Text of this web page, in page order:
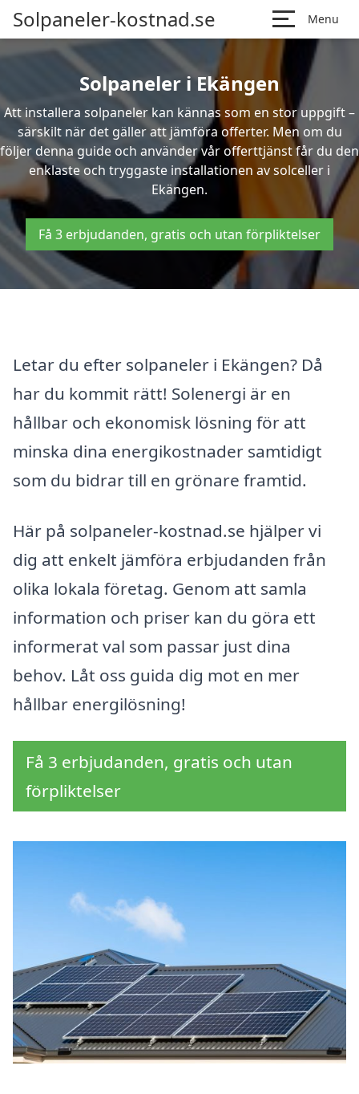
Solpaneler-kostnad.se Menu
Solpaneler i Ekängen
Att installera solpaneler kan kännas som en stor uppgift –
särskilt när det gäller att jämföra offerter. Men om du
följer denna guide och använder vår offerttjänst får du den
enklaste och tryggaste installationen av solceller i
Ekängen.
Få 3 erbjudanden, gratis och utan förpliktelser
Letar du efter solpaneler i Ekängen? Då
har du kommit rätt! Solenergi är en
hållbar och ekonomisk lösning för att
minska dina energikostnader samtidigt
som du bidrar till en grönare framtid.
Här på solpaneler-kostnad.se hjälper vi
dig att enkelt jämföra erbjudanden från
olika lokala företag. Genom att samla
information och priser kan du göra ett
informerat val som passar just dina
behov. Låt oss guida dig mot en mer
hållbar energilösning!
Få 3 erbjudanden, gratis och utan
förpliktelser